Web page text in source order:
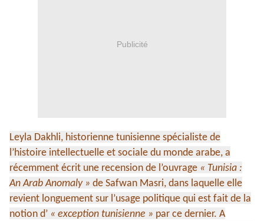
Publicité
Leyla Dakhli, historienne tunisienne spécialiste de
l’histoire intellectuelle et sociale du monde arabe, a
récemment écrit une recension de l’ouvrage « Tunisia :
An Arab Anomaly » de Safwan Masri, dans laquelle elle
revient longuement sur l’usage politique qui est fait de la
notion d’ « exception tunisienne » par ce dernier. A